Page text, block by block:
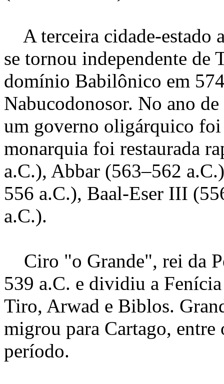
A terceira cidade-estado
se tornou independente de
domínio Babilônico em
Nabucodonosor. No ano
um governo oligárquico foi
monarquia foi restaurada
a.C.), Abbar (563–562
556 a.C.), Baal-Eser III
a.C.).
Ciro "o Grande", rei da
539 a.C. e dividiu a
Tiro, Arwad e Biblos.
migrou para Cartago, entre
período.